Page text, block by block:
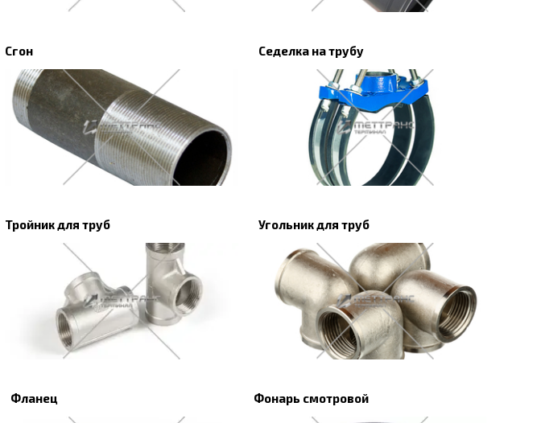
Сгон Седелка на трубу
Тройник для труб Угольник для труб
Фланец Фонарь смотровой